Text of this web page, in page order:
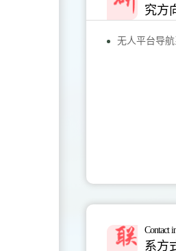
究方
无人平台导
Contact
系方